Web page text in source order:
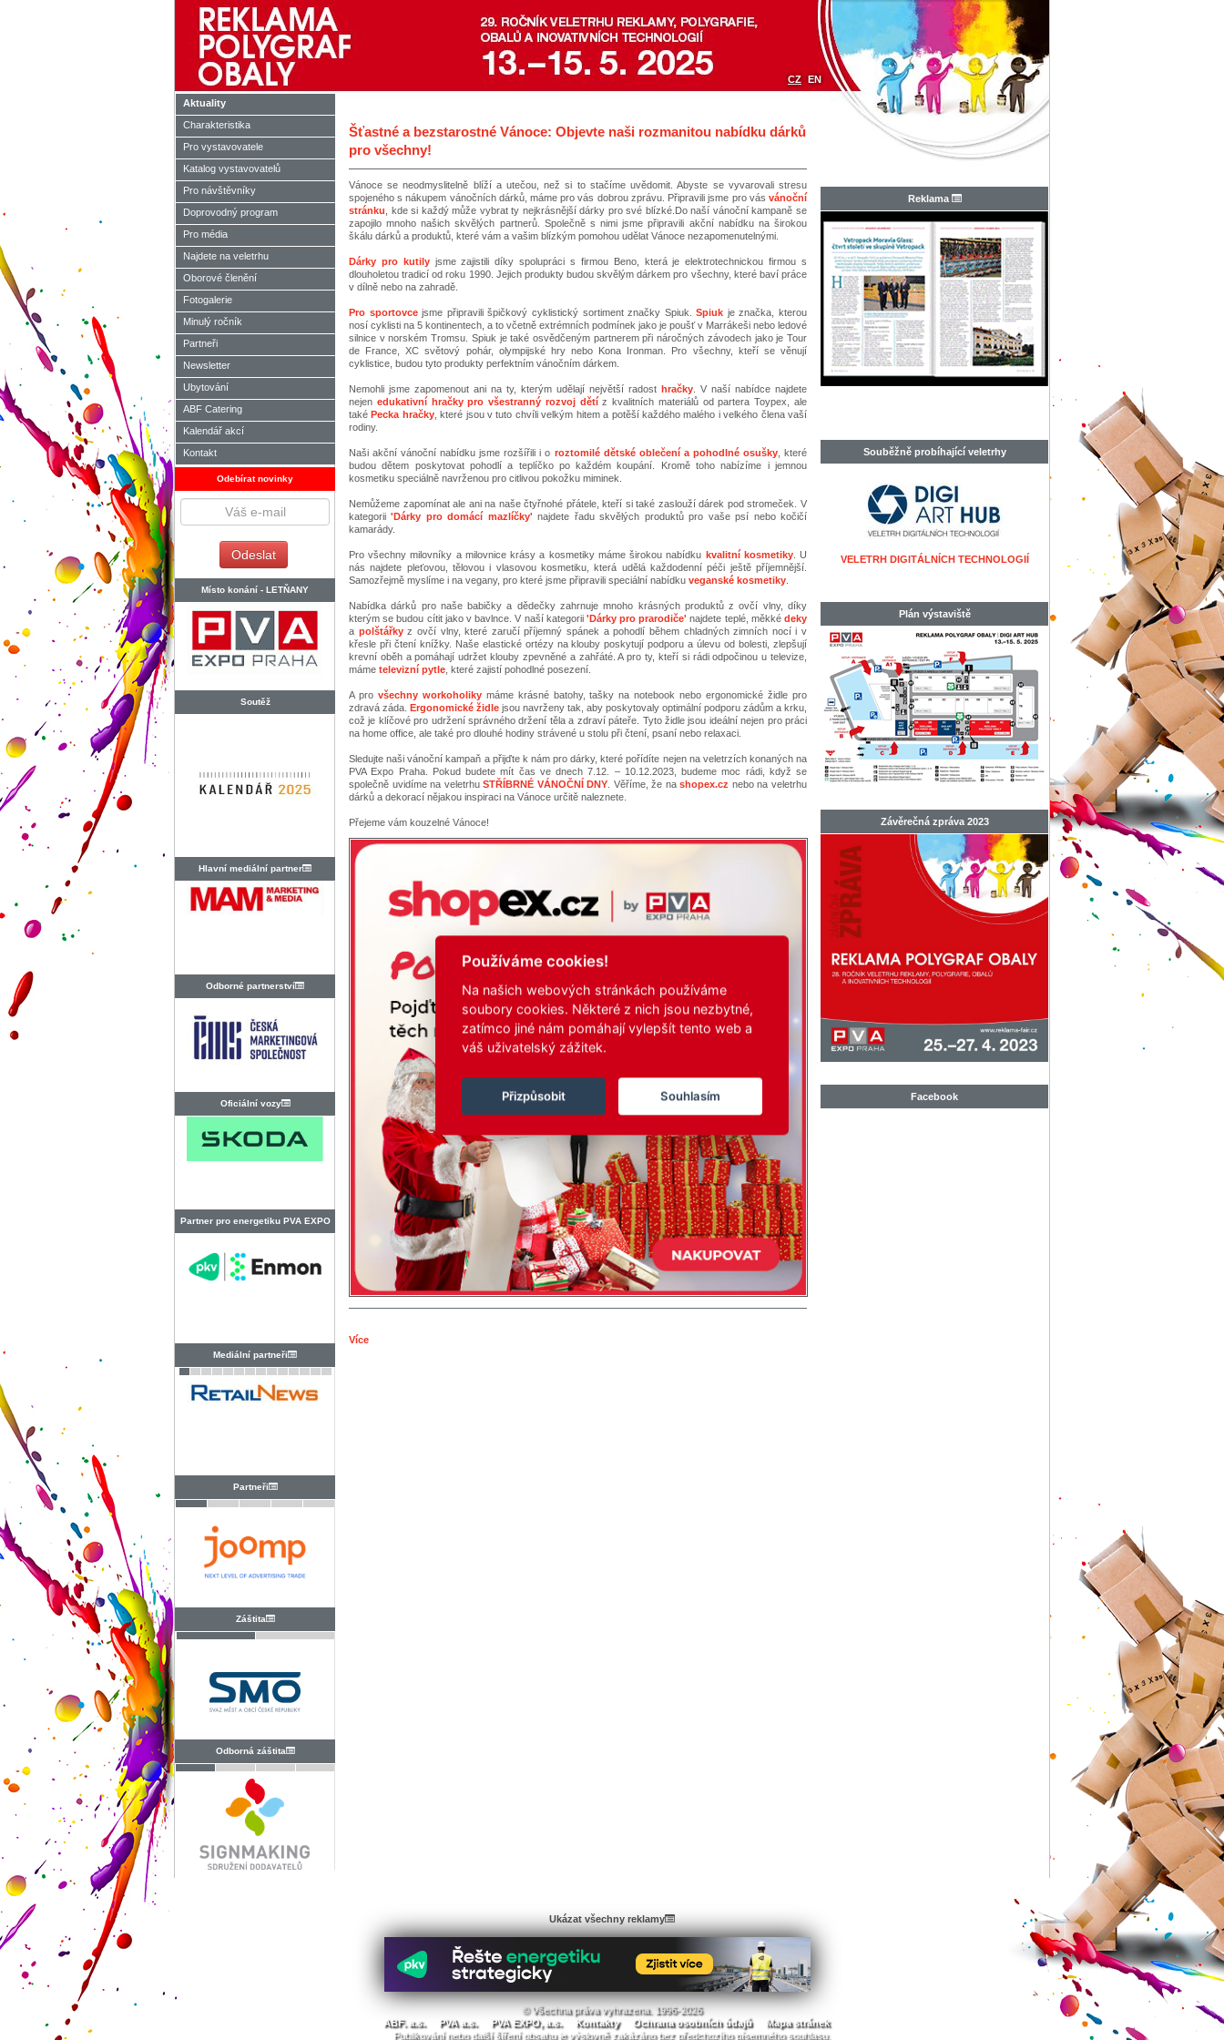
CZ EN
Aktuality
Charakteristika
Pro vystavovatele
Katalog vystavovatelů
Pro návštěvníky
Doprovodný program
Pro média
Najdete na veletrhu
Oborové členění
Fotogalerie
Minulý ročník
Partneři
Newsletter
Ubytování
ABF Catering
Kalendář akcí
Kontakt
Odebírat novinky
Místo konání - LETŇANY
Soutěž
Hlavní mediální partner
Odborné partnerství
Oficiální vozy
Partner pro energetiku PVA EXPO
Mediální partneři
Partneři
Záštita
Odborná záštita
Šťastné a bezstarostné Vánoce: Objevte naši rozmanitou nabídku dárků
pro všechny!
Vánoce se neodmyslitelně blíží a utečou, než si to stačíme uvědomit. Abyste se vyvarovali stresu
spojeného s nákupem vánočních dárků, máme pro vás dobrou zprávu. Připravili jsme pro vás vánoční
stránku , kde si každý může vybrat ty nejkrásnější dárky pro své blízké.Do naší vánoční kampaně se
zapojilo mnoho našich skvělých partnerů. Společně s nimi jsme připravili akční nabídku na širokou
škálu dárků a produktů, které vám a vašim blízkým pomohou udělat Vánoce nezapomenutelnými.
Dárky pro kutilyjsme zajistili díky spolupráci s firmou Beno, která je elektrotechnickou firmou s
dlouholetou tradicí od roku 1990. Jejich produkty budou skvělým dárkem pro všechny, které baví práce
v dílně nebo na zahradě.
Pro sportovcejsme připravili špičkový cyklistický sortiment značky Spiuk.Spiuk je značka, kterou
nosí cyklisti na 5 kontinentech, a to včetně extrémních podmínek jako je poušť v Marrákeši nebo ledové
silnice v norském Tromsu. Spiuk je také osvědčeným partnerem při náročných závodech jako je Tour
de France, XC světový pohár, olympijské hry nebo Kona Ironman. Pro všechny, kteří se věnují
cyklistice, budou tyto produkty perfektním vánočním dárkem.
Nemohli jsme zapomenout ani na ty, kterým udělají největší radost hračky . V naší nabídce najdete
nejen edukativní hračky pro všestranný rozvoj dětíz kvalitních materiálů od partera Toypex, ale
takéPecka hračky, které jsou v tuto chvíli velkým hitem a potěší každého malého i velkého člena vaší
rodiny.
Naši akční vánoční nabídku jsme rozšířili i o roztomilé dětské oblečení a pohodlné osušky, které
budou dětem poskytovat pohodlí a teplíčko po každém koupání. Kromě toho nabízíme i jemnou
kosmetiku speciálně navrženou pro citlivou pokožku miminek.
Nemůžeme zapomínat ale ani na naše čtyřnohé přátele, kteří si také zaslouží dárek pod stromeček. V
kategorii'Dárky pro domácí mazlíčky' najdete řadu skvělých produktů pro vaše psí nebo kočičí
kamarády.
Pro všechny milovníky a milovnice krásy a kosmetiky máme širokou nabídku kvalitní kosmetiky. U
nás najdete pleťovou, tělovou i vlasovou kosmetiku, která udělá každodenní péči ještě příjemnější.
Samozřejmě myslíme i na vegany, pro které jsme připravili speciální nabídku veganské kosmetiky
Nabídka dárků pro naše babičky a dědečky zahrnuje mnoho krásných produktů z ovčí vlny, díky
kterým se budou cítit jako v bavlnce. V naší kategorii 'Dárky pro prarodiče' najdete teplé, měkké deky
a polštářkyz ovčí vlny, které zaručí příjemný spánek a pohodlí během chladných zimních nocí i v
křesle při čtení knížky. Naše elastické ortézy na klouby poskytují podporu a úlevu od bolesti, zlepšují
krevní oběh a pomáhají udržet klouby zpevněné a zahřáté. A pro ty, kteří si rádi odpočinou u televize,
máme televizní pytle , které zajistí pohodlné posezení.
A pro všechny workoholikymáme krásné batohy, tašky na notebook nebo ergonomické židle pro
zdravá záda. Ergonomické židle jsou navrženy tak, aby poskytovaly optimální podporu zádům a krku,
což je klíčové pro udržení správného držení těla a zdraví páteře. Tyto židle jsou ideální nejen pro práci
na home office, ale také pro dlouhé hodiny strávené u stolu při čtení, psaní nebo relaxaci.
Sledujte naši vánoční kampaň a přijďte k nám pro dárky, které pořídíte nejen na veletrzích konaných na
PVA Expo Praha. Pokud budete mít čas ve dnech 7.12. – 10.12.2023, budeme moc rádi, když se
společně uvidíme na veletrhuSTŘÍBRNÉ VÁNOČNÍ DNY . Věříme, že nashopex.cz nebo na veletrhu
dárků a dekorací nějakou inspiraci na Vánoce určitě naleznete.
Přejeme vám kouzelné Vánoce!
Více
Reklama
Souběžně probíhající veletrhy
VELETRH DIGITÁLNÍCH TECHNOLOGIÍ
Plán výstaviště
Závěrečná zpráva 2023
Facebook
Ukázat všechny reklamy
© Všechna práva vyhrazena. 1996-2026
ABF. a.s.
PVA a.s. PVA EXPO, a.s. Kontakty Ochrana osobních údajů
Mapa stránek
Publikování nebo další šíření obsahu je výslovně zakázáno bez předchozího písemného souhlasu.
Používáme cookies!
Na našich webových stránkách používáme
soubory cookies. Některé z nich jsou nezbytné,
zatímco jiné nám pomáhají vylepšít tento web a
váš uživatelský zážitek.
Přizpůsobit Souhlasím